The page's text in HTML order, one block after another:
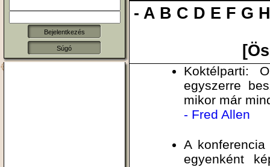
Súgó
-A B C D E F G
Koktélparti:
egyszerre
mikor már
- Fred Allen
A
egyenként